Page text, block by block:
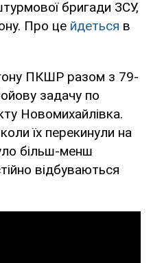
бригади ЗСУ,
Про це йдеться в
ПКШР разом з 79-
задачу по
Новомихайлівка.
їх перекинули на
більш-менш
відбуваються